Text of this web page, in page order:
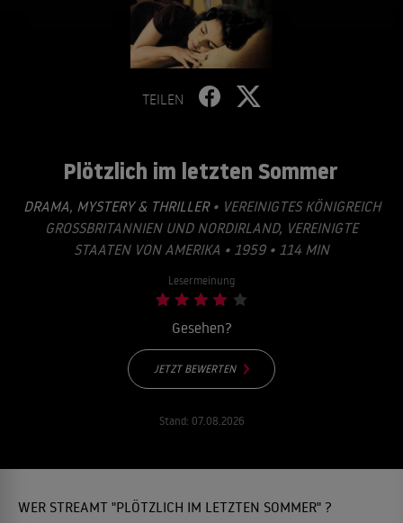
TEILEN
Plötzlich im letzten Sommer
DRAMA, MYSTERY & THRILLER• VEREINIGTES KÖNIGREICH
GROSSBRITANNIEN UND NORDIRLAND, VEREINIGTE S
TAATEN VON AMERIKA • 1959 • 114 MIN
Lesermeinung
Gesehen?
JETZT BEWERTEN
Stand: 07.08.2026
WER STREAMT "PLÖTZLICH IM LETZTEN SOMMER" ?